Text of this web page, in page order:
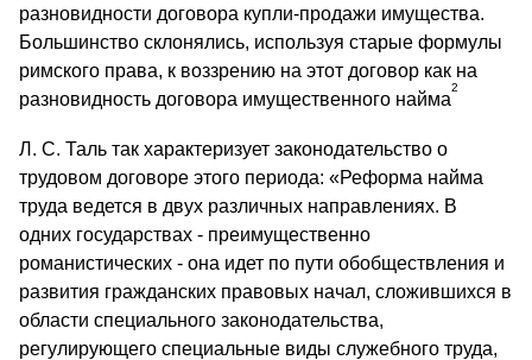
разновидности договора купли-продажи имущества.
Большинство склонялись, используя старые формулы
римского права, к воззрению на этот договор как на
разновидность договора имущественного найма
2
Л. С. Таль так характеризует законодательство о
трудовом договоре этого периода: «Реформа найма
труда ведется в двух различных направлениях. В
одних государствах - преимущественно
романистических - она идет по пути обобществления и
развития гражданских правовых начал, сложившихся в
области специального законодательства,
регулирующего специальные виды служебного труда,